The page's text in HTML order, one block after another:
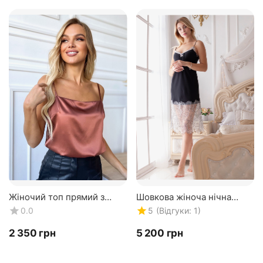
Жіночий топ прямий з
натурального шовку,
мідного кольору. TM "Silk
Kiss". 100% шовк
0.0
‍2 350‍ грн
Шовкова жіноча нічна
сорочка "Версаль". TM
"Silk Kiss". Натуральний
100% шовк. Чорна
5 (Відгуки: 1)
‍5 200‍ грн